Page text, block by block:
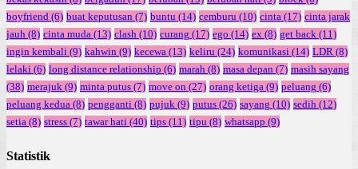
boyfriend (6) buat keputusan (7) buntu (14) cemburu (10) cinta (17) cinta jarak
jauh (8) cinta muda (13) clash (10) curang (17) ego (14) ex (8) get back (11)
ingin kembali (9) kahwin (9) kecewa (13) keliru (24) komunikasi (14) LDR (8)
lelaki (6) long distance relationship (6) marah (8) masa depan (7) masih sayang
(38) merajuk (9) minta putus (7) move on (27) orang ketiga (9) peluang (6)
peluang kedua (8) pengganti (8) pujuk (9) putus (26) sayang (10) sedih (12)
setia (8) stress (7) tawar hati (40) tips (11) tipu (8) whatsapp (9)
Statistik